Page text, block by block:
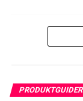
Storlek
Rätt storlek
dag och hur
samtidigt. Det
Varför
Forskning inom
bedömer
PRODUKTGUIDER